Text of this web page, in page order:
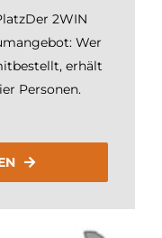
2WIN
Wer
erhält
Personen.